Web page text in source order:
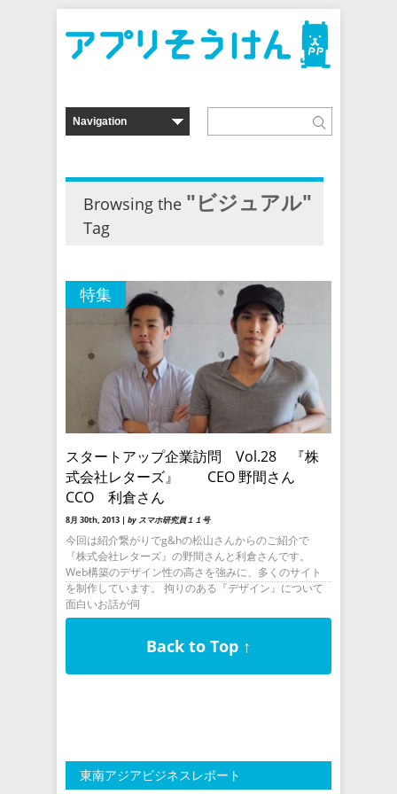
Browsing the "ビジュアル"
Tag
特集
スタートアップ企業訪問 Vol.28 『株
式会社レターズ』 CEO 野間さん
CCO 利倉さん
8月 30th, 2013 | by スマホ研究員１１号
今回は紹介繋がりでg&hの松山さんからのご紹介で
『株式会社レターズ』の野間さんと利倉さんです。
Web構築のデザイン性の高さを強みに、多くのサイト
を制作しています。 拘りのある『デザイン』について
面白いお話が伺
Back to Top ↑
東南アジアビジネスレポート